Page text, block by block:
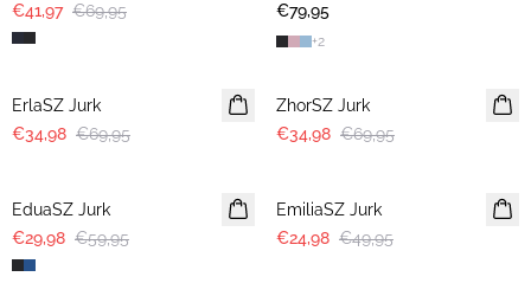
€41,97 €69,95
€79,95
+2
ErlaSZ Jurk
€34,98 €69,95
ZhorSZ Jurk
€34,98 €69,95
EduaSZ Jurk
€29,98 €59,95
EmiliaSZ Jurk
€24,98 €49,95
-50%